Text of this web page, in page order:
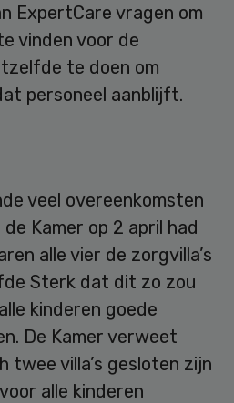
ExpertCare vragen om
vinden voor de
te doen om
personeel aanblijft.
veel overeenkomsten
Kamer op 2 april had
alle vier de zorgvilla’s
Sterk dat dit zo zou
kinderen goede
De Kamer verweet
twee villa’s gesloten zijn
alle kinderen